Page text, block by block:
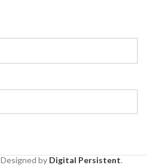
Designed by Digital Persistent.